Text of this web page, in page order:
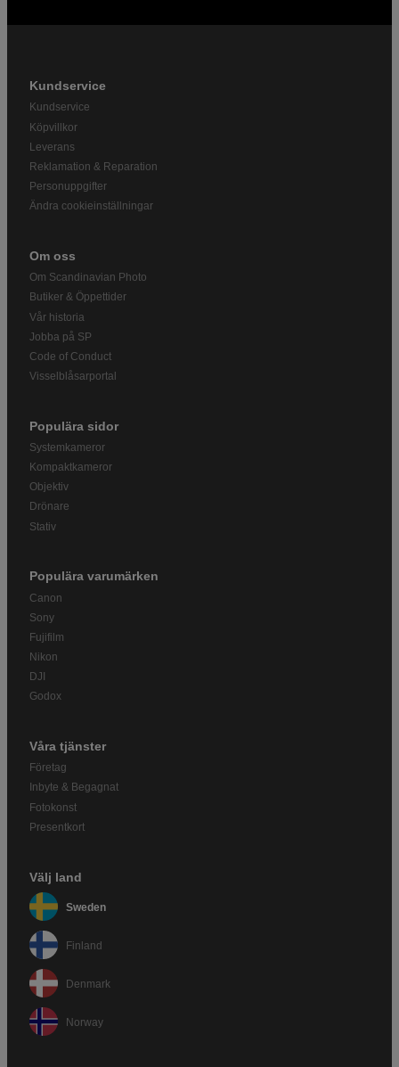
Kundservice
Kundservice
Köpvillkor
Leverans
Reklamation & Reparation
Personuppgifter
Ändra cookieinställningar
Om oss
Om Scandinavian Photo
Butiker & Öppettider
Vår historia
Jobba på SP
Code of Conduct
Visselblåsarportal
Populära sidor
Systemkameror
Kompaktkameror
Objektiv
Drönare
Stativ
Populära varumärken
Canon
Sony
Fujifilm
Nikon
DJI
Godox
Våra tjänster
Företag
Inbyte & Begagnat
Fotokonst
Presentkort
Välj land
Sweden
Finland
Denmark
Norway